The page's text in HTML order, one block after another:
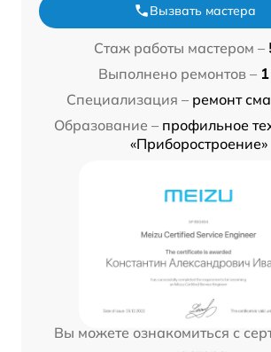
Вызвать мастера
Стаж работы мастером –
Выполнено ремонтов –
Специализация – ремонт
Образование – профильное
«Приборостроение»
Вы можете ознакомиться с